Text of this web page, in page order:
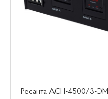
Ресанта АСН-4500/3-ЭМ